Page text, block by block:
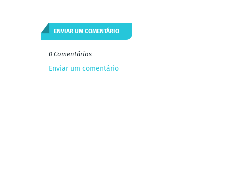
ENVIAR UM COMENTÁRIO
0 Comentários
Enviar um comentário